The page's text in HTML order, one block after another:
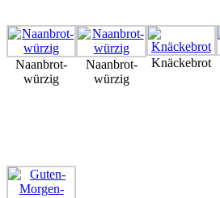
Naanbrot-
würzig
Naanbrot-
würzig
Knäckebrot